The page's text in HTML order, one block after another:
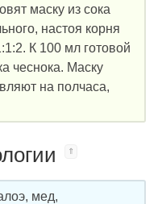
маску из сока
настоя корня
К 100 мл готовой
чеснока. Маску
на полчаса,
мед,